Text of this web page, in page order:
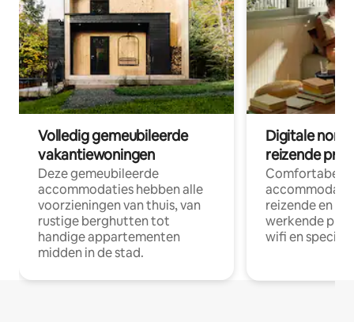
Volledig gemeubileerde
vakantiewoningen
Deze gemeubileerde
accommodaties hebben alle
voorzieningen van thuis, van
rustige berghutten tot
handige appartementen
midden in de stad.
Digitale
reizende
Comfortabele
reizende en
werkende
wifi en